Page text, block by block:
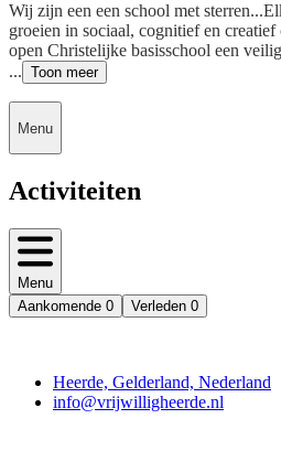
Wij zijn een een school met
groeien in sociaal, cognitief en creatief
open Christelijke basisschool een
... Toon meer
Menu
Activiteiten
Menu
Aankomende 0 Verleden 0
Heerde, Gelderland, Nederland
info@vrijwilligheerde.nl